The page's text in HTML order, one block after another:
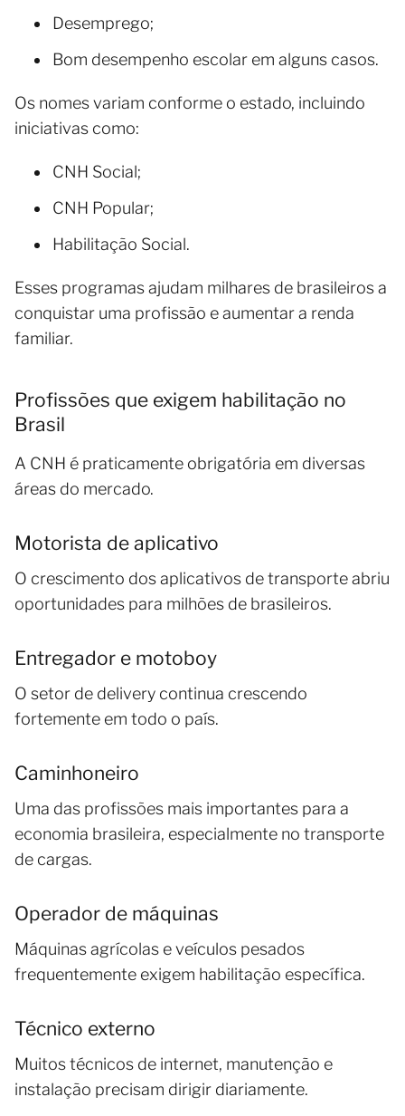
Desemprego;
Bom desempenho escolar em alguns casos.
Os nomes variam conforme o estado, incluindo
iniciativas como:
CNH Social;
CNH Popular;
Habilitação Social.
Esses programas ajudam milhares de brasileiros a
conquistar uma profissão e aumentar a renda
familiar.
Profissões que exigem habilitação no
Brasil
A CNH é praticamente obrigatória em diversas
áreas do mercado.
Motorista de aplicativo
O crescimento dos aplicativos de transporte abriu
oportunidades para milhões de brasileiros.
Entregador e motoboy
O setor de delivery continua crescendo
fortemente em todo o país.
Caminhoneiro
Uma das profissões mais importantes para a
economia brasileira, especialmente no transporte
de cargas.
Operador de máquinas
Máquinas agrícolas e veículos pesados
frequentemente exigem habilitação específica.
Técnico externo
Muitos técnicos de internet, manutenção e
instalação precisam dirigir diariamente.